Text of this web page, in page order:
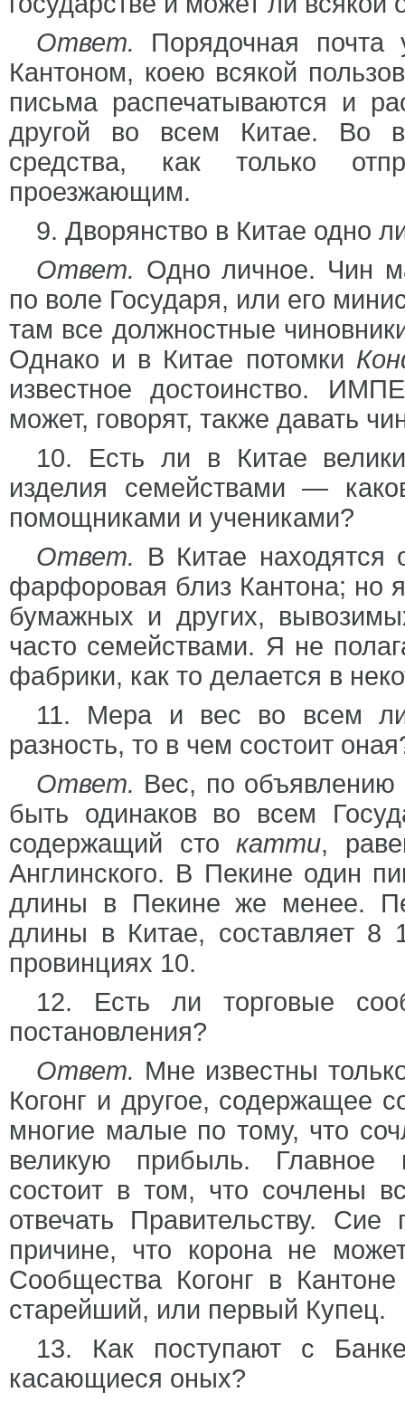
Ответ. Порядочная
Кантоном, коею всякой
письма распечатываются и
другой во всем Китае. Во
средства, как только
проезжающим.
9. Дворянство в Китае одно
Ответ. Одно личное. Чин
по воле Государя, или его
там все должностные
Однако и в Китае потомки
известное достоинство.
может, говорят, также давать
10. Есть ли в Китае
изделия семействами —
помощниками и учениками?
Ответ. В Китае
фарфоровая близ Кантона; но
бумажных и других,
часто семействами. Я не
фабрики, как то делается в
11. Мера и вес во всем
разность, то в чем состоит
Ответ. Вес, по объявлению
быть одинаков во всем
содержащий сто катти,
Англинского. В Пекине один
длины в Пекине же менее.
длины в Китае, составляет 8
провинциях 10.
12. Есть ли торговые
постановления?
Ответ. Мне известны
Когонг и другое, содержащее
многие малые по тому, что
великую прибыль. Главное
состоит в том, что сочлены
отвечать Правительству.
причине, что корона не
Сообщества Когонг в Кантоне
старейший, или первый Купец.
13. Как поступают с
касающиеся оных?